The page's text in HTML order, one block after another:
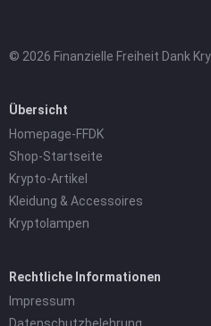
© 2026 Finanzielle Freiheit Dank
Übersicht
Homepage-FFDK
Shop-Startseite
Krypto-Artikel
Kleidung & Accessoires
Kryptolampen
Rechtliche Informationen
Impressum